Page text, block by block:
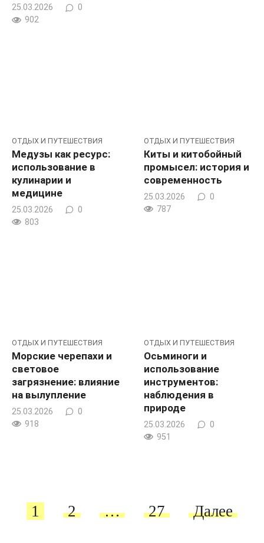
25.03.2026
0
902
ОТДЫХ И ПУТЕШЕСТВИЯ
Медузы как ресурс:
использование в
кулинарии и
медицине
25.03.2026
0
803
ОТДЫХ И ПУТЕШЕСТВИЯ
Киты и китобойный
промысел: история и
современность
25.03.2026
0
787
ОТДЫХ И ПУТЕШЕСТВИЯ
Морские черепахи и
световое
загрязнение: влияние
на вылупление
25.03.2026
0
918
ОТДЫХ И ПУТЕШЕСТВИЯ
Осьминоги и
использование
инструментов:
наблюдения в
природе
25.03.2026
0
951
Пагинация
записей
1 2 … 27 Далее